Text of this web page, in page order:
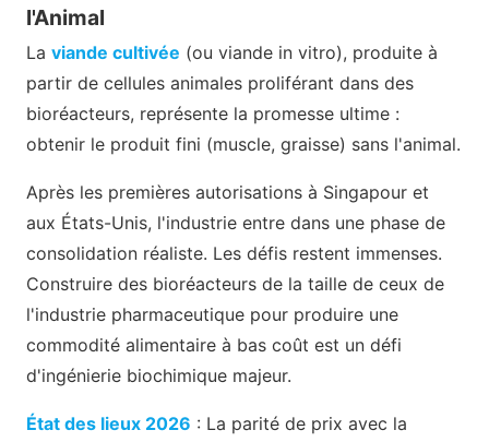
l'Animal
La viande cultivée (ou viande in vitro), produite à
partir de cellules animales proliférant dans des
bioréacteurs, représente la promesse ultime :
obtenir le produit fini (muscle, graisse) sans l'animal.
Après les premières autorisations à Singapour et
aux États-Unis, l'industrie entre dans une phase de
consolidation réaliste. Les défis restent immenses.
Construire des bioréacteurs de la taille de ceux de
l'industrie pharmaceutique pour produire une
commodité alimentaire à bas coût est un défi
d'ingénierie biochimique majeur.
État des lieux 2026 : La parité de prix avec la